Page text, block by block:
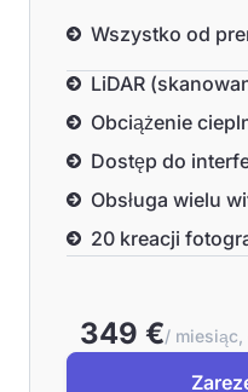
Wszystko od
LiDAR
Obciążenie
Dostęp do
Obsługa wielu
20 kreacji
349 €/